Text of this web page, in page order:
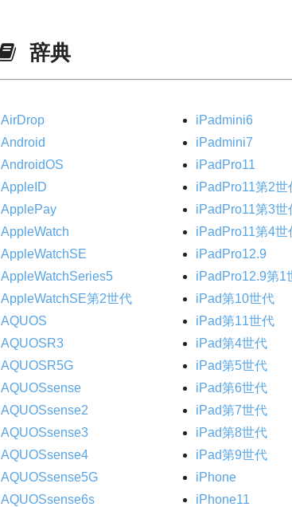
辞典
AirDrop
Android
AndroidOS
AppleID
ApplePay
AppleWatch
AppleWatchSE
AppleWatchSeries5
AppleWatchSE第2世代
AQUOS
AQUOSR3
AQUOSR5G
AQUOSsense
AQUOSsense2
AQUOSsense3
AQUOSsense4
AQUOSsense5G
AQUOSsense6s
iPadmini6
iPadmini7
iPadPro11
iPadPro11第2世
iPadPro11第3世
iPadPro11第4世
iPadPro12.9
iPadPro12.9第1
iPad第10世代
iPad第11世代
iPad第4世代
iPad第5世代
iPad第6世代
iPad第7世代
iPad第8世代
iPad第9世代
iPhone
iPhone11